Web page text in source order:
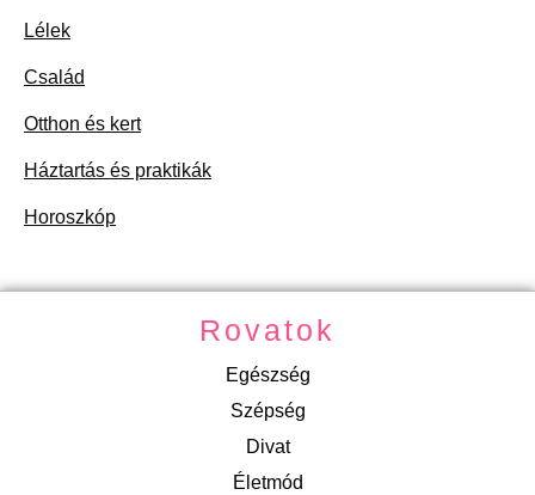
Lélek
Család
Otthon és kert
Háztartás és praktikák
Horoszkóp
Rovatok
Egészség
Szépség
Divat
Életmód